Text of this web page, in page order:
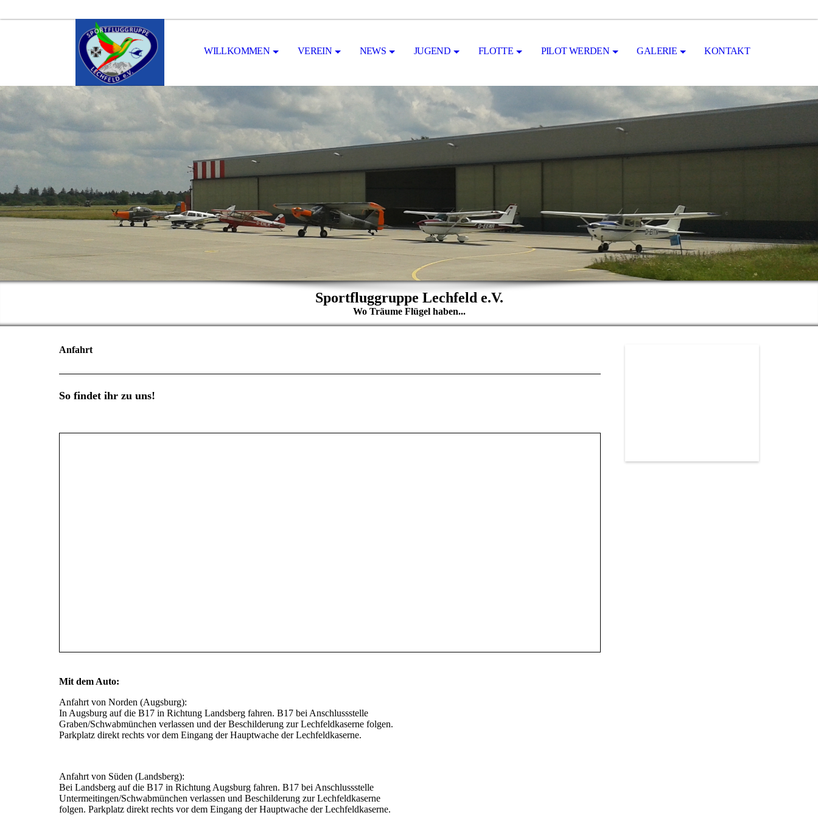
WILLKOMMEN VEREIN NEWS JUGEND FLOTTE PILOT WERDEN GALERIE KONTAKT
Sportfluggruppe Lechfeld e.V.
Wo Träume Flügel haben...
Anfahrt
So findet ihr zu uns!
Mit dem Auto:
Anfahrt von Norden (Augsburg):
In Augsburg auf die B17 in Richtung Landsberg fahren. B17 bei Anschlussstelle
Graben/Schwabmünchen verlassen und der Beschilderung zur Lechfeldkaserne folgen.
Parkplatz direkt rechts vor dem Eingang der Hauptwache der Lechfeldkaserne.
Anfahrt von Süden (Landsberg):
Bei Landsberg auf die B17 in Richtung Augsburg fahren. B17 bei Anschlussstelle
Untermeitingen/Schwabmünchen verlassen und Beschilderung zur Lechfeldkaserne
folgen. Parkplatz direkt rechts vor dem Eingang der Hauptwache der Lechfeldkaserne.